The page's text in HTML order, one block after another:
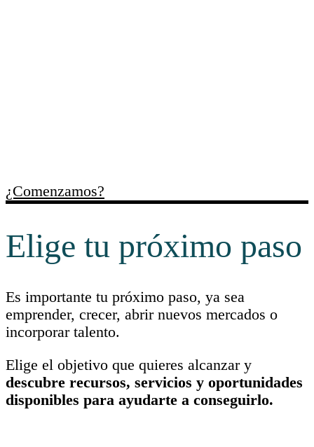
¿Comenzamos?
Elige tu próximo paso
Es importante tu próximo paso, ya sea
emprender, crecer, abrir nuevos mercados o
incorporar talento.
Elige el objetivo que quieres alcanzar y
descubre recursos, servicios y oportunidades
disponibles para ayudarte a conseguirlo.